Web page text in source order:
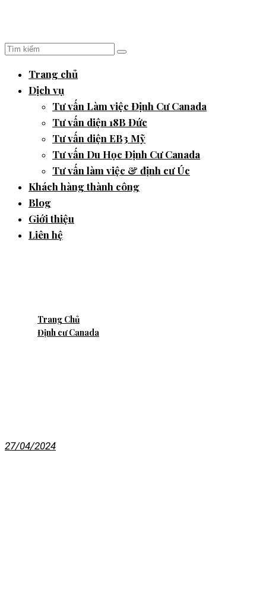
Trang chủ
Dịch vụ
Tư vấn Làm việc Định Cư Canada
Tư vấn diện 18B Đức
Tư vấn diện EB3 Mỹ
Tư vấn Du Học Định Cư Canada
Tư vấn làm việc & định cư Úc
Khách hàng thành công
Blog
Giới thiệu
Liên hệ
Trang Chủ
Định cư Canada
27/04/2024